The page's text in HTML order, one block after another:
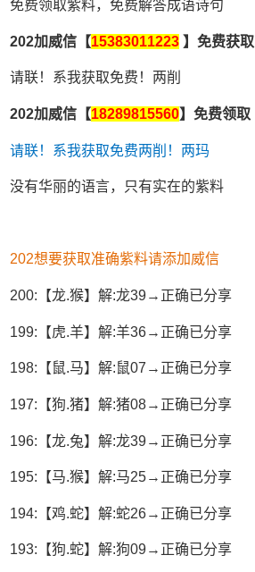
免费领取紫料，免费解答成语诗句
202加威信【15383011223 】免费获取
请联！系我获取免费！两削
202加威信【18289815560】免费领取
请联！系我获取免费两削！两玛
没有华丽的语言，只有实在的紫料
202想要获取准确紫料请添加威信
200:【龙.猴】解:龙39→正确已分享
199:【虎.羊】解:羊36→正确已分享
198:【鼠.马】解:鼠07→正确已分享
197:【狗.猪】解:猪08→正确已分享
196:【龙.兔】解:龙39→正确已分享
195:【马.猴】解:马25→正确已分享
194:【鸡.蛇】解:蛇26→正确已分享
193:【狗.蛇】解:狗09→正确已分享